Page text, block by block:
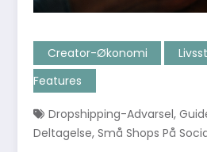
Creator-Økonomi
Features
Dropshipping-Advarsel,
Deltagelse, Små Shops På